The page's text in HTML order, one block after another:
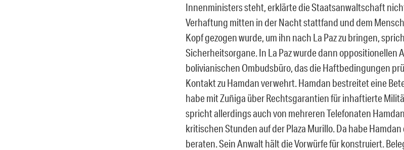
Innenministers steht, erklärte die Staatsanwaltschaft
Verhaftung mitten in der Nacht stattfand und dem
Kopf gezogen wurde, um ihn nach La Paz zu bringen,
Sicherheitsorgane. In La Paz wurde dann oppositionellen
bolivianischen Ombudsbüro, das die Haftbedingungen
Kontakt zu Hamdan verwehrt. Hamdan bestreitet eine
habe mitZuñiga über Rechtsgarantien für inhaftierte
spricht allerdings auch von mehreren Telefonaten
kritischen Stundenauf der Plaza Murillo. Da habe
beraten.Sein Anwalt hältdie Vorwürfe für konstruiert.